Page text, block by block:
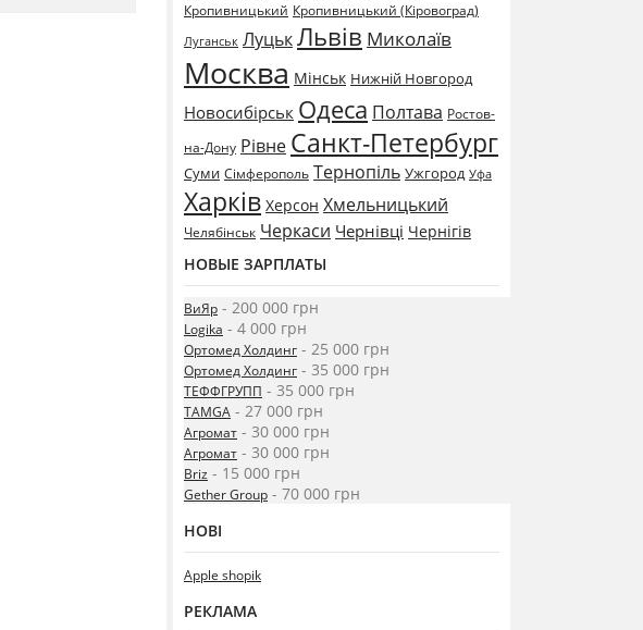
Кропивницький Кропивницький (Кіровоград)
Луганськ ЛуцькЛьвів Миколаїв
Москва Мінськ Нижній Новгород
Новосибірськ Одеса Полтава Ростов-
на-Дону Рівне Санкт-Петербург
Суми Сімферополь Тернопіль Ужгород Уфа
Харків Херсон Хмельницький
Челябінськ Черкаси Чернівці Чернігів
НОВЫЕ ЗАРПЛАТЫ
ВиЯр - 200 000 грн
Logika - 4 000 грн
Ортомед Холдинг - 25 000 грн
Ортомед Холдинг - 35 000 грн
ТЕФФГРУПП - 35 000 грн
TAMGA - 27 000 грн
Агромат - 30 000 грн
Агромат - 30 000 грн
Briz - 15 000 грн
Gether Group - 70 000 грн
НОВІ
Apple shopik
РЕКЛАМА